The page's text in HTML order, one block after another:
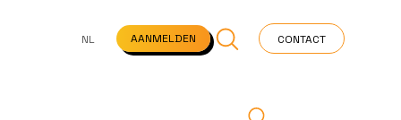
VEELGESTELDE VRAGEN STARTPAGINA NEWS
NL AANMELDEN CONTACT